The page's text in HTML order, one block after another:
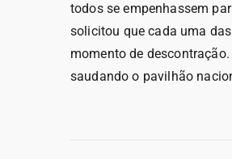
todos se empenhassem
solicitou que cada uma
momento de
saudando o pavilhão